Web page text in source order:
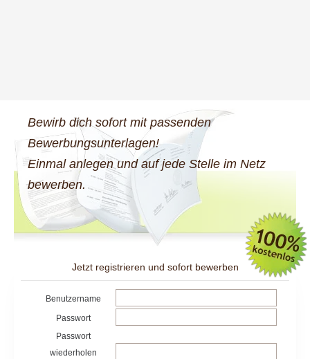
Bewirb dich sofort mit passenden
Bewerbungsunterlagen!
Einmal anlegen und auf jede Stelle im Netz
bewerben.
Jetzt registrieren und sofort bewerben
Benutzername
Passwort
Passwort
wiederholen